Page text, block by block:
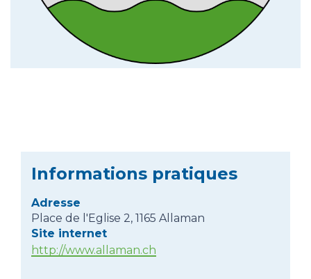
Informations pratiques
Adresse
Place de l'Eglise 2, 1165 Allaman
Site internet
http://www.allaman.ch